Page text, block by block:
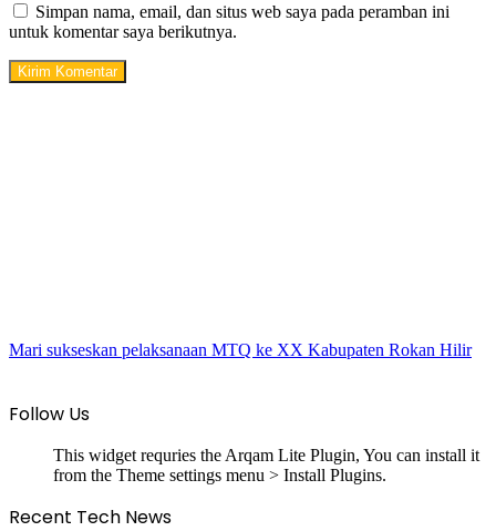
Simpan nama, email, dan situs web saya pada peramban ini
untuk komentar saya berikutnya.
Mari sukseskan pelaksanaan MTQ ke XX Kabupaten Rokan Hilir
Follow Us
This widget requries the Arqam Lite Plugin, You can install it
from the Theme settings menu > Install Plugins.
Recent Tech News